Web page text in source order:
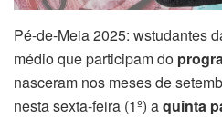
Pé-de-Meia 2025: wstudantes
médio que participam do
nasceram nos meses de
nesta sexta-feira (1º) aquinta